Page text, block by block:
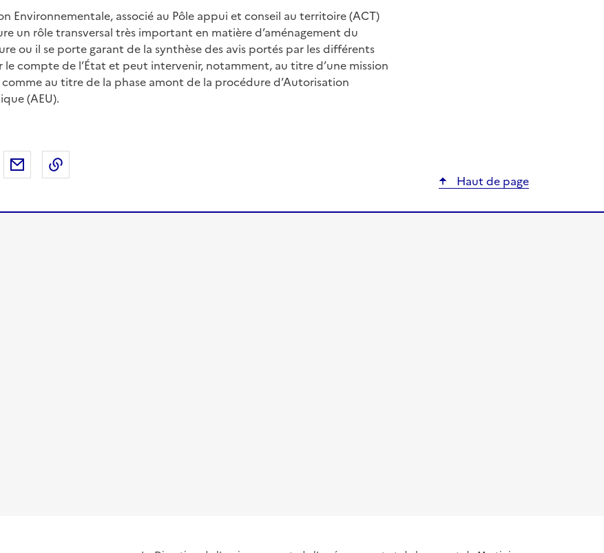
Environnementale, associé au Pôle appui et conseil au territoire (ACT)
un rôle transversal très important en matière d’aménagement du
ou il se porte garant de la synthèse des avis portés par les différents
le compte de l’État et peut intervenir, notamment, au titre d’une mission
au titre de la phase amont de la procédure d’Autorisation
(AEU).
X
Partager sur LinkedIn
Partager par email
Haut de page